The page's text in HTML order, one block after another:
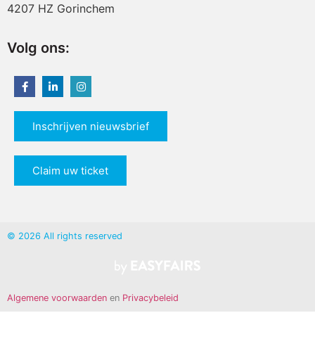
4207 HZ Gorinchem
Volg ons:
Inschrijven nieuwsbrief
Claim uw ticket
© 2026 All rights reserved
Algemene voorwaarden en Privacybeleid